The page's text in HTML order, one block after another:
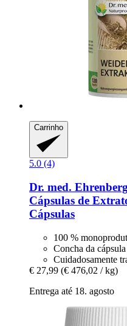
Carrinho
5.0 (4)
Dr. med.
Cápsulas de
Cápsulas
100 %
Concha da
Cuidadosamente
€ 27,99 (€ 476,02 / kg)
Entrega até 18. agosto